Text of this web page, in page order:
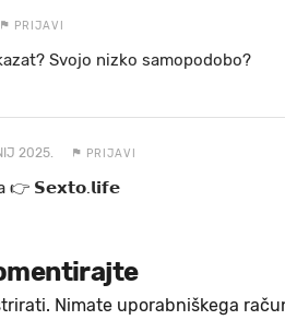
PRIJAVI
Svojo nizko samopodobo?
2025. PRIJAVI
a 👉 𝗦𝗲𝘅𝘁𝗼.𝗹𝗶𝗳𝗲
Nimate uporabniškega